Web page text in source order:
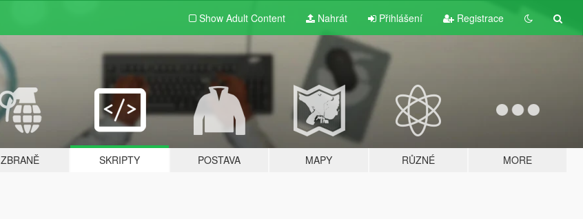
Show Adult Content Nahrát Přihlášení Registrace
ZBRANĚ SKRIPTY POSTAVA MAPY RŮZNÉ MORE